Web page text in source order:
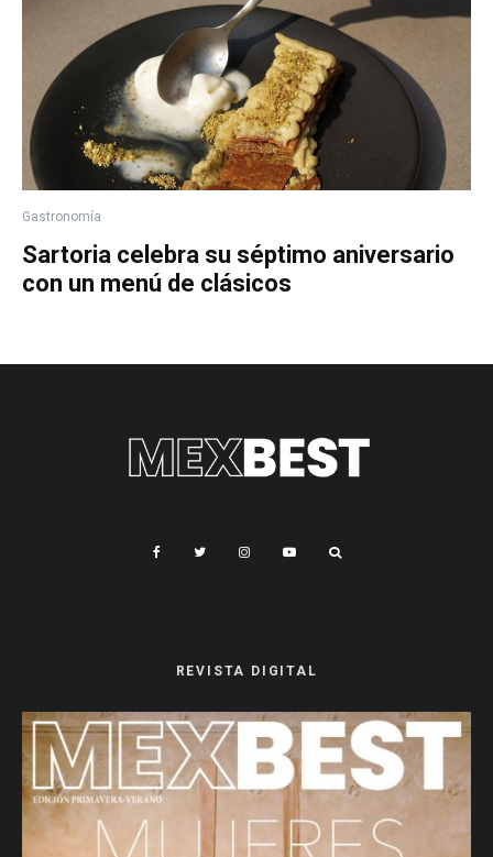
Gastronomía
Sartoria celebra su séptimo aniversario
con un menú de clásicos
REVISTA DIGITAL